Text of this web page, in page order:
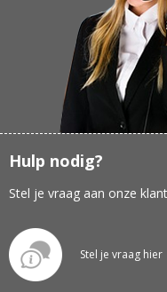
Hulp nodig?
Stel je vraag aan onze
Stel je vraag hier